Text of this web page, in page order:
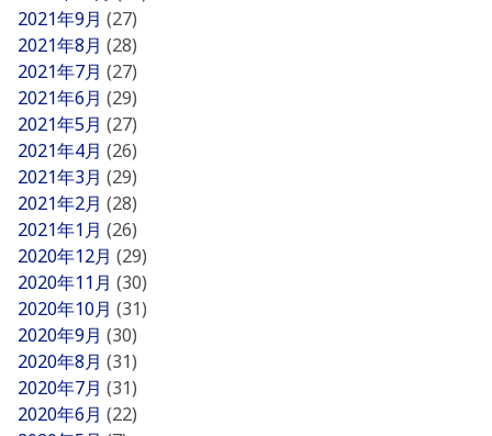
2021年9月 (27)
2021年8月 (28)
2021年7月 (27)
2021年6月 (29)
2021年5月 (27)
2021年4月 (26)
2021年3月 (29)
2021年2月 (28)
2021年1月 (26)
2020年12月 (29)
2020年11月 (30)
2020年10月 (31)
2020年9月 (30)
2020年8月 (31)
2020年7月 (31)
2020年6月 (22)